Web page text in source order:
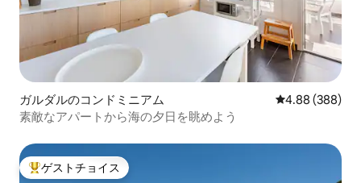
ガルダルのコンドミニアム レビュー388
4.88 (388)
素敵なアパートから海の夕日を眺めよう
大好評のゲストチョイスです。
ゲストチョイス